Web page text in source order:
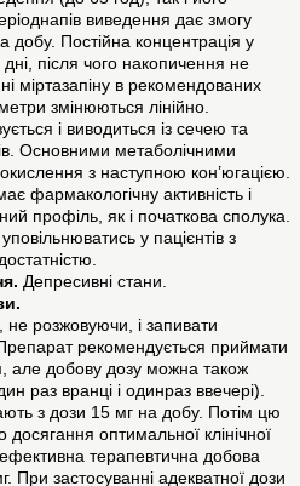
виведення дає змогу
добу. Постійна концентрація у
після чого накопичення не
міртазапіну в рекомендованих
змінюються лінійно.
і виводиться із сечею та
Основними метаболічними
з наступною кон’югацією.
фармакологічну активність і
профіль, як і початкова сполука.
у пацієнтів з
Депресивні стани.
не розжовуючи, і запивати
рекомендується приймати
але добову дозу можна також
раз вранці і одинраз ввечері).
з дози 15 мг на добу. Потім цю
оптимальної клінічної
ефективна терапевтична добова
При застосуванні адекватної дози